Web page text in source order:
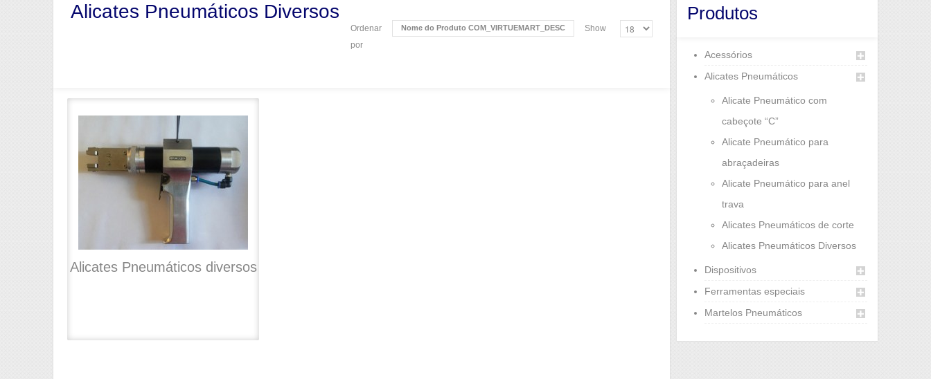
Alicates Pneumáticos Diversos
Ordenar
por
Nome do Produto COM_VIRTUEMART_DESC Show
Alicates Pneumáticos diversos
Produtos
Acessórios
Alicates Pneumáticos
Alicate Pneumático com
cabeçote “C”
Alicate Pneumático para
abraçadeiras
Alicate Pneumático para anel
trava
Alicates Pneumáticos de corte
Alicates Pneumáticos Diversos
Dispositivos
Ferramentas especiais
Martelos Pneumáticos